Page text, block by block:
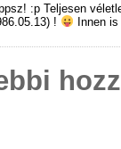
:p Teljesen
!
Innen